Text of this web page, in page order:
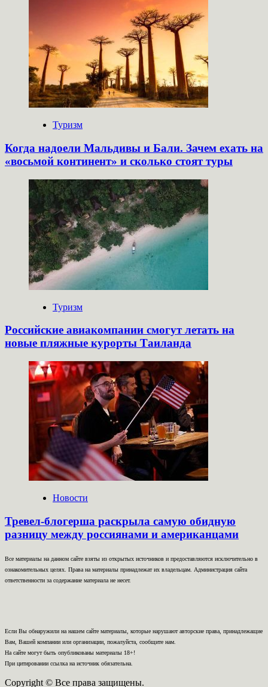
Туризм
Когда надоели Мальдивы и Бали. Зачем ехать на
«восьмой континент» и сколько стоят туры
Туризм
Российские авиакомпании смогут летать на
новые пляжные курорты Таиланда
Новости
Тревел-блогерша раскрыла самую обидную
разницу между россиянами и американцами
Все материалы на данном сайте взяты из открытых источников и предоставляются исключительно в
ознакомительных целях. Права на материалы принадлежат их владельцам. Администрация сайта
ответственности за содержание материала не несет.
Если Вы обнаружили на нашем сайте материалы, которые нарушают авторские права, принадлежащие
Вам, Вашей компании или организации, пожалуйста, сообщите нам.
На сайте могут быть опубликованы материалы 18+!
При цитировании ссылка на источник обязательна.
Copyright © Все права защищены.